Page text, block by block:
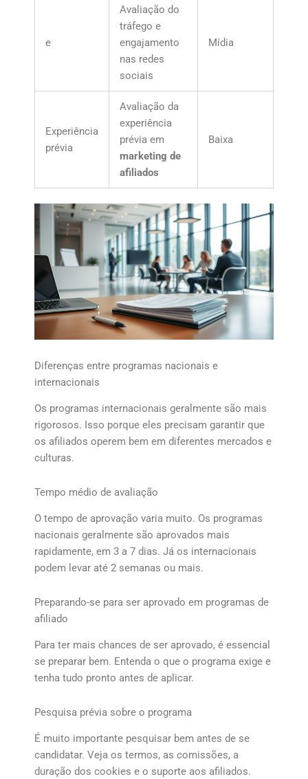
e
Avaliação do
tráfego e
engajamento
nas redes
sociais
Mídia
Experiência
prévia
Avaliação da
experiência
prévia em
marketing de
afiliados
Baixa
Diferenças entre programas nacionais e
internacionais
Os programas internacionais geralmente são mais
rigorosos. Isso porque eles precisam garantir que
os afiliados operem bem em diferentes mercados e
culturas.
Tempo médio de avaliação
O tempo de aprovação varia muito. Os programas
nacionais geralmente são aprovados mais
rapidamente, em 3 a 7 dias. Já os internacionais
podem levar até 2 semanas ou mais.
Preparando-se para ser aprovado em programas de
afiliado
Para ter mais chances de ser aprovado, é essencial
se preparar bem. Entenda o que o programa exige e
tenha tudo pronto antes de aplicar.
Pesquisa prévia sobre o programa
É muito importante pesquisar bem antes de se
candidatar. Veja os termos, as comissões, a
duração dos cookies e o suporte aos afiliados.